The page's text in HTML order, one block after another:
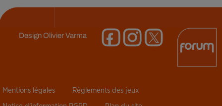
DesignOlivier Varma
Mentions légales Règlements des jeux